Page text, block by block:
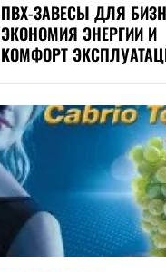
ПВХ-ЗАВЕСЫ ДЛЯ
ЭКОНОМИЯ ЭНЕРГИИ И
КОМФОРТ